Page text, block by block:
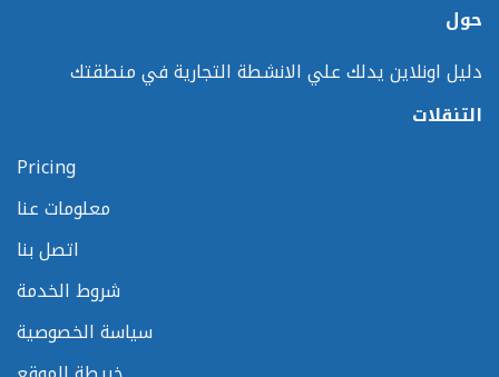
حول
دليل اونلاين يدلك علي الانشطة التجارية في منطقتك
التنقلات
Pricing
معلومات عنا
اتصل بنا
شروط الخدمة
سياسة الخصوصية